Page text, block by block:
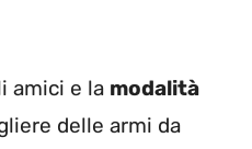
amici e la modalità
delle armi da